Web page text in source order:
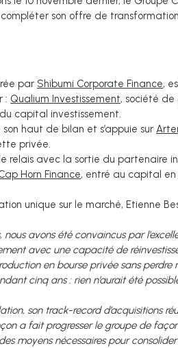
son offre de
par Shibumi Corporate Finance,
: Qualium Investissement, société de
capital investissement.
haut de bilan et s’appuie sur
privée.
relais avec la sortie du partenaire
Horn Finance, entré au capital en
unique sur le marché, Etienne
avons été convaincus par
avec une capacité de
en bourse privée sans
cinq ans : rien n’aurait été
son track-record d’acquisitions
a fait progresser le groupe de
moyens nécessaires pour